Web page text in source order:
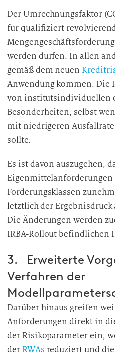
Der Umrechnungsfaktor
für qualifiziert
werden dürfen. In allen
gemäß dem neuen
Anwendung kommen. Die
von institutsindividuellen
Besonderheiten, selbst
mit niedrigeren
sollte.
Es ist davon auszugehen,
Eigenmittelanforderungen
Forderungsklassen
letztlich der Ergebnisdruck
Die Änderungen werden
IRBA-Rollout befindlichen
3. Erweiterte
Verfahren der
Darüber hinaus greifen
Anforderungen direkt in
der Risikoparameter ein,
derRWAs reduziert und